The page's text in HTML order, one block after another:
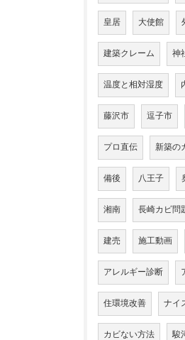
皇居 大使館
建築クレーム 神
温度と相対湿度
藤沢市 逗子市
プロ直伝 新築の
備後 八王子
湘南 長崎カビ問
建売 施工動画
アレルギー診断
住環境改善 ナイ
カビない方法 駿